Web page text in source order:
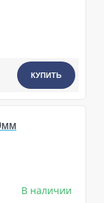
КУПИТЬ
В наличии